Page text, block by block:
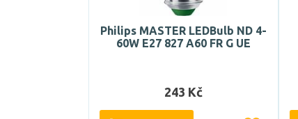
Philips MASTER LEDBulb ND 4-
60W E27 827 A60 FR G UE
243 Kč